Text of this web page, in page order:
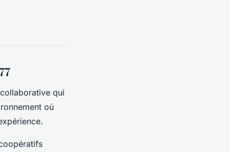
qui
où